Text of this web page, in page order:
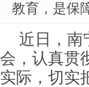
教育，是保
近日，南
会，认真贯
实际，切实